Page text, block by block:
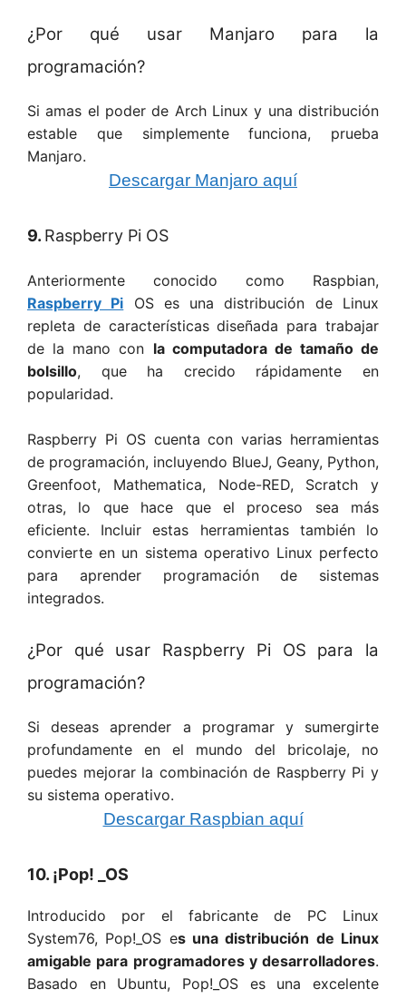
¿Por qué usar Manjaro para la
programación?
Si amas el poder de Arch Linux y una distribución
estable que simplemente funciona, prueba
Manjaro.
Descargar Manjaro aquí
9. Raspberry Pi OS
Anteriormente conocido como Raspbian,
Raspberry Pi OS es una distribución de Linux
repleta de características diseñada para trabajar
de la mano con la computadora de tamaño de
bolsillo, que ha crecido rápidamente en
popularidad.
Raspberry Pi OS cuenta con varias herramientas
de programación, incluyendo BlueJ, Geany, Python,
Greenfoot, Mathematica, Node-RED, Scratch y
otras, lo que hace que el proceso sea más
eficiente. Incluir estas herramientas también lo
convierte en un sistema operativo Linux perfecto
para aprender programación de sistemas
integrados.
¿Por qué usar Raspberry Pi OS para la
programación?
Si deseas aprender a programar y sumergirte
profundamente en el mundo del bricolaje, no
puedes mejorar la combinación de Raspberry Pi y
su sistema operativo.
Descargar Raspbian aquí
10. ¡Pop! _OS
Introducido por el fabricante de PC Linux
System76, Pop!_OS es una distribución de Linux
amigable para programadores y desarrolladores.
Basado en Ubuntu, Pop!_OS es una excelente